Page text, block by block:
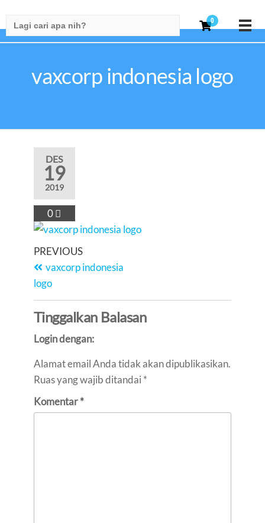
for:
0
vaxcorp indonesia logo
DES
19
2019
0
PREVIOUS
vaxcorp indonesia
logo
Tinggalkan Balasan
Login dengan:
Alamat email Anda tidak akan dipublikasikan.
Ruas yang wajib ditandai *
Komentar*